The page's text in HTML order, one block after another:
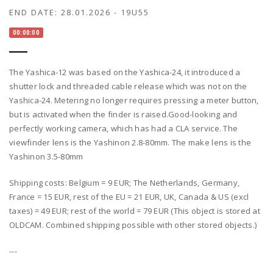
END DATE: 28.01.2026 - 19U55
00:00:00
The Yashica-12 was based on the Yashica-24, it introduced a
shutter lock and threaded cable release which was not on the
Yashica-24. Metering no longer requires pressing a meter button,
but is activated when the finder is raised.Good-looking and
perfectly working camera, which has had a CLA service. The
viewfinder lens is the Yashinon 2.8-80mm. The make lens is the
Yashinon 3.5-80mm
Shipping costs: Belgium = 9 EUR; The Netherlands, Germany,
France = 15 EUR, rest of the EU = 21 EUR, UK, Canada & US (excl
taxes) = 49 EUR; rest of the world = 79 EUR (This object is stored at
OLDCAM. Combined shipping possible with other stored objects.)
---